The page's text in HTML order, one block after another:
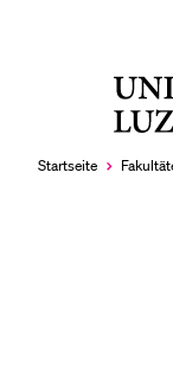
Startseite